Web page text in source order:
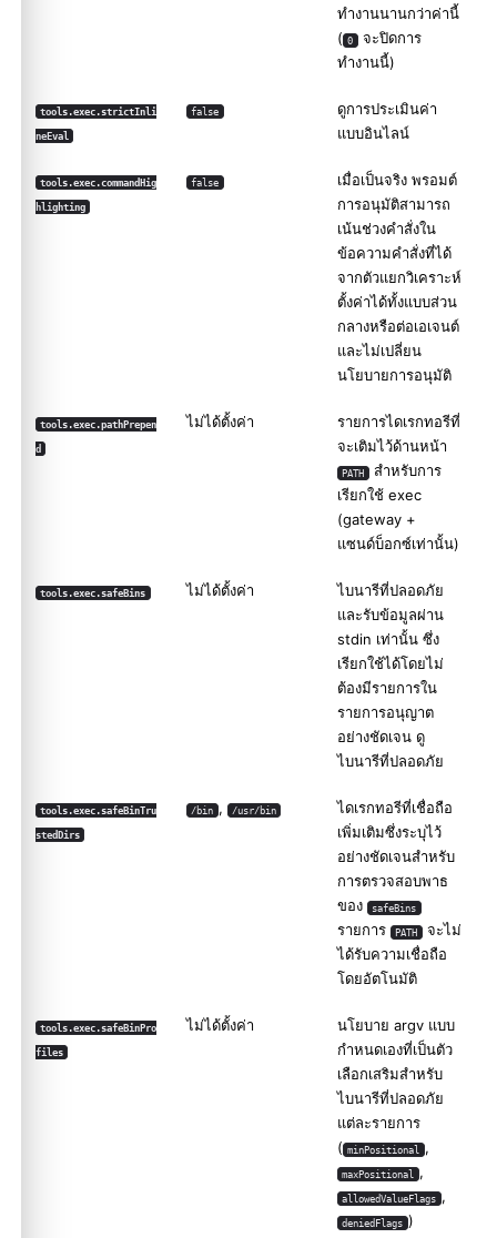
ทำงานนานกว่าค่านี้
( 0 จะปิดการ
ทำงานนี้)
tools.exec.strictInli
neEval
false ดูการประเมินค่า
แบบอินไลน์
tools.exec.commandHig
hlighting
false
เมื่อเป็นจริง พรอมต์
การอนุมัติสามารถ
เน้นช่วงคำสั่งใน
ข้อความคำสั่งที่ได้
จากตัวแยกวิเคราะห์
ตั้งค่าได้ทั้งแบบส่วน
กลางหรือต่อเอเจนต์
และไม่เปลี่ยน
นโยบายการอนุมัติ
tools.exec.pathPrepen
d
ไม่ได้ตั้งค่า
รายการไดเรกทอรีที่
จะเติมไว้ด้านหน้า
PATH สำหรับการ
เรียกใช้ exec
(gateway +
แซนด์บ็อกซ์เท่านั้น)
tools.exec.safeBins ไม่ได้ตั้งค่า
ไบนารีที่ปลอดภัย
และรับข้อมูลผ่าน
stdin เท่านั้น ซึ่ง
เรียกใช้ได้โดยไม่
ต้องมีรายการใน
รายการอนุญาต
อย่างชัดเจน ดู
ไบนารีที่ปลอดภัย
tools.exec.safeBinTru
stedDirs
/bin , /usr/bin
ไดเรกทอรีที่เชื่อถือ
เพิ่มเติมซึ่งระบุไว้
อย่างชัดเจนสำหรับ
การตรวจสอบพาธ
ของ
safeBins
รายการ PATH จะไม่
ได้รับความเชื่อถือ
โดยอัตโนมัติ
tools.exec.safeBinPro
files
ไม่ได้ตั้งค่า
นโยบาย argv แบบ
กำหนดเองที่เป็นตัว
เลือกเสริมสำหรับ
ไบนารีที่ปลอดภัย
แต่ละรายการ
( minPositional ,
maxPositional ,
allowedValueFlags ,
deniedFlags )